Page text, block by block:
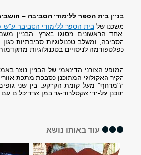
בניין בית הספר ללימודי הסביבה –
משכנו שלבית הספר ללימודי הסביבה ע"ש
ואחד הראשונים מסוגו בארץ. הבניין
הסביבה, ומשלב טכנולוגיות סביבתיות
כפלטפורמה לניסויים בטכנולוגיות
המופע הצורני הדינאמי של הבניין נוצר
הקיר האקולוגי המתוכנן כסבכת מתכת
ה"מרחף" מעל קומת הקרקע. בין שני גופים
תוכנן על-ידי אקסלרוד-גרובמן אדריכלים עם
עוד באותו נושא